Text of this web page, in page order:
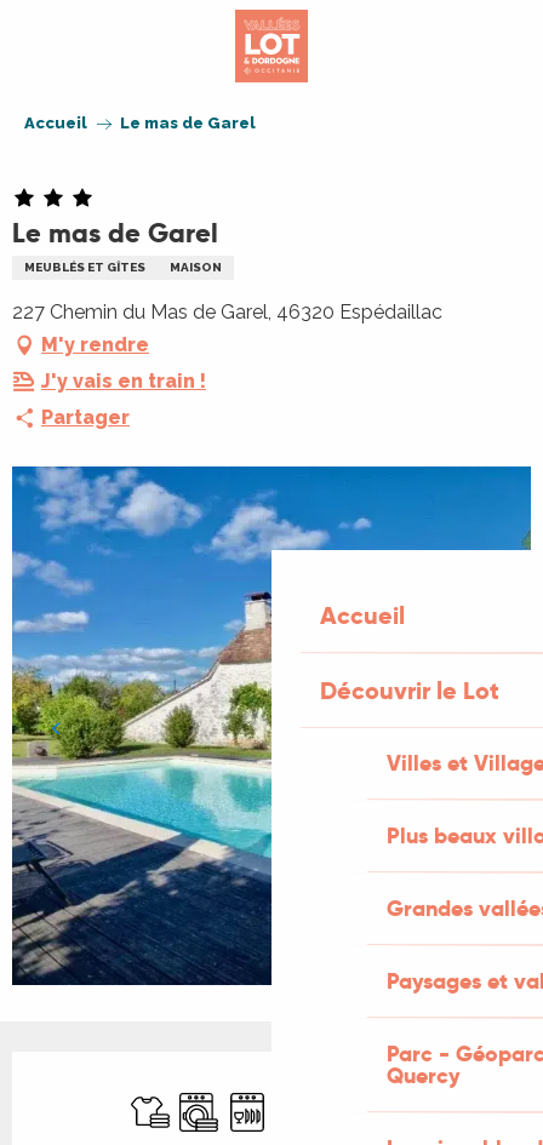
Accueil
Découvrir le Lot
Villes et
Plus beaux
Grandes
Paysages et
Parc -
Quercy
Accueil Le mas de Garel
Le mas de Garel
MEUBLÉS ET GÎTES MAISON
227 Chemin du Mas de Garel, 46320 Espédaillac
M'y rendre
J'y vais en train !
Partager
Ouverture et coordonnées
Draps et linge
Lave lingeLave vaisselle